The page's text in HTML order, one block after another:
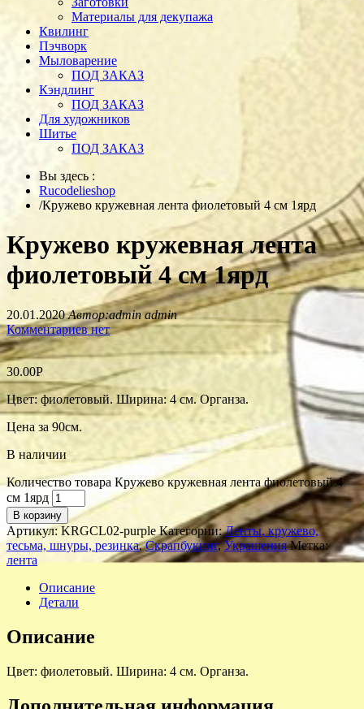
Материалы для декупажа
Квилинг
Пэчворк
Мыловарение
ПОД ЗАКАЗ
Кэндлинг
ПОД ЗАКАЗ
Для художников
Шитье
ПОД ЗАКАЗ
Вы здесь :
Rucodelieshop
/Кружево кружевная лента фиолетовый 4 см 1ярд
Кружево кружевная лента
фиолетовый 4 см 1ярд
20.01.2020 Автор:admin admin
Комментариев нет
30.00Р
Цвет: фиолетовый. Ширина: 4 см. Органза.
Цена за 90см.
В наличии
Количество товара Кружево кружевная лента фиолетовый 4
см 1ярд
В корзину
Артикул: KRGCL02-purple Категории:Ленты, кружево,
тесьма, шнуры, резинка,Скрапбукинг,Украшения Метка:
лента
Описание
Детали
Описание
Цвет: фиолетовый. Ширина: 4 см. Органза.